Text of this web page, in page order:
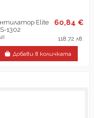
Elite
1302
60,84 €
118,72 лв.
Добави в количката